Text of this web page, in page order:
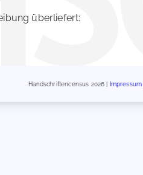
überliefert:
Handschriftencensus 2026 | Impressum